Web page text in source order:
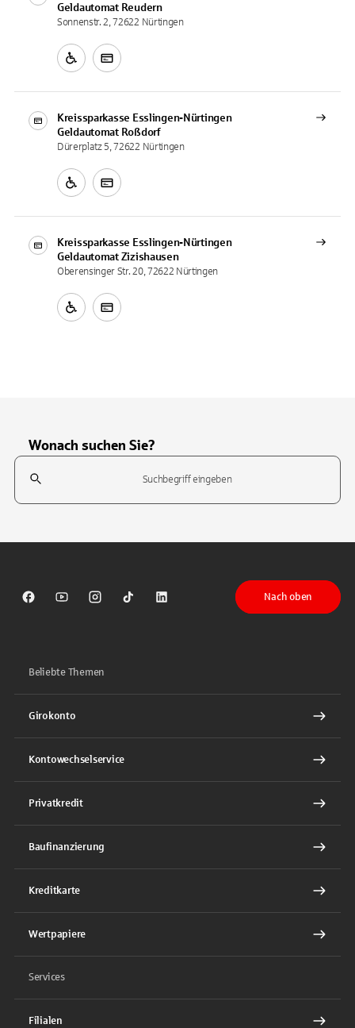
Geldautomat Reudern
Sonnenstr. 2, 72622 Nürtingen
Kreissparkasse Esslingen-Nürtingen
Geldautomat Roßdorf
Dürerplatz 5, 72622 Nürtingen
Kreissparkasse Esslingen-Nürtingen
Geldautomat Zizishausen
Oberensinger Str. 20, 72622 Nürtingen
Wonach suchen Sie?
Suchfeld
Sparkasse auf Facebook
Sparkasse auf Youtube
Sparkasse auf Instagram
Sparkasse auf TikTok
Sparkasse auf LinkedIn
Nach oben
Beliebte Themen
Girokonto
Kontowechselservice
Privatkredit
Baufinanzierung
Kreditkarte
Wertpapiere
Services
Filialen